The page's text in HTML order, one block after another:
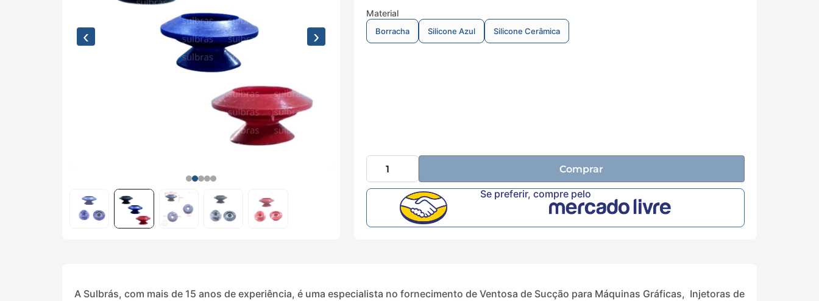
‹ ›
Material
Borracha Silicone Azul Silicone Cerâmica
Comprar
Se preferir, compre pelo
A Sulbrás, com mais de 15 anos de experiência, é uma especialista no fornecimento de Ventosa de Sucção para Máquinas Gráficas, Injetoras de